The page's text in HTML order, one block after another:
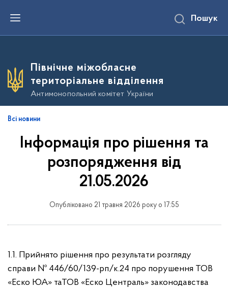
е
о
о
в
Пошук
Північне міжобласне
територіальне відділення
Антимонопольний комітет України
Всі новини
Інформація про рішення та
розпорядження від
21.05.2026
Опубліковано 21 травня 2026 року о 17:55
1.1. Прийнято рішення про результати розгляду
справи № 446/60/139-рп/к.24 про порушення ТОВ
«Еско ЮА» таТОВ «Еско Централь» законодавства